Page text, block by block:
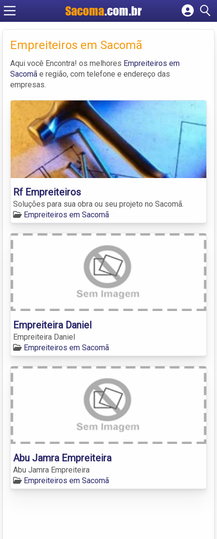
Sacoma.com.br
Cadastrar empresa
Criar conta
Empreiteiros em Sacomã
Aqui você Encontra! os melhores Empreiteiros em
Sacomã e região, com telefone e endereço das
empresas.
Rf Empreiteiros
Soluções para sua obra ou seu projeto no Sacomã.
Empreiteiros em Sacomã
Empreiteira Daniel
Empreiteira Daniel
Empreiteiros em Sacomã
Abu Jamra Empreiteira
Abu Jamra Empreiteira
Empreiteiros em Sacomã